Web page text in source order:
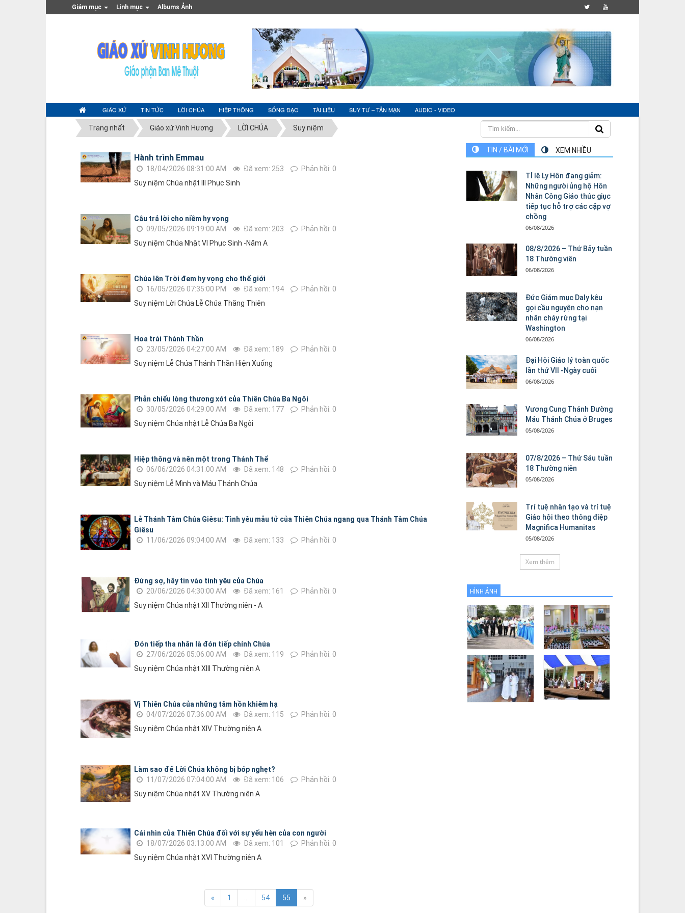
Giám mục Linh mục Albums Ảnh
GIÁO XỨ TIN TỨC LỜI CHÚA HIỆP THÔNG SỐNG ĐẠO TÀI LIỆU SUY TƯ – TẢN MẠN AUDIO - VIDEO
Trang nhất Giáo xứ Vinh Hương LỜI CHÚA Suy niệm
Hành trình Emmau
18/04/2026 08:31:00 AM Đã xem: 253
Phản hồi: 0
Suy niệm Chúa nhật III Phục Sinh
Câu trả lời cho niềm hy vọng
09/05/2026 09:19:00 AM
Đã xem: 203
Phản hồi: 0
Suy niệm Chúa Nhật VI Phục Sinh -Năm A
Chúa lên Trời đem hy vọng cho thế giới
16/05/2026 07:35:00 PM
Đã xem: 194
Phản hồi: 0
Suy niệm Lời Chúa Lễ Chúa Thăng Thiên
Hoa trái Thánh Thần
23/05/2026 04:27:00 AM
Đã xem: 189
Phản hồi: 0
Suy niệm Lễ Chúa Thánh Thần Hiện Xuống
Phản chiếu lòng thương xót của Thiên Chúa Ba Ngôi
30/05/2026 04:29:00 AM
Đã xem: 177
Phản hồi: 0
Suy niệm Chúa nhật Lễ Chúa Ba Ngôi
Hiệp thông và nên một trong Thánh Thể
06/06/2026 04:31:00 AM
Đã xem: 148
Phản hồi: 0
Suy niệm Lễ Mình và Máu Thánh Chúa
Lễ Thánh Tâm Chúa Giêsu: Tình yêu mẫu tử của Thiên Chúa ngang qua Thánh Tâm Chúa
Giêsu
11/06/2026 09:04:00 AM
Đã xem: 133 Phản hồi: 0
Đừng sợ, hãy tin vào tình yêu của Chúa
20/06/2026 04:30:00 AM
Đã xem: 161
Phản hồi: 0
Suy niệm Chúa nhật XII Thường niên - A
Đón tiếp tha nhân là đón tiếp chính Chúa
27/06/2026 05:06:00 AM
Đã xem: 119
Phản hồi: 0
Suy niệm Chúa nhật XIII Thường niên A
Vị Thiên Chúa của những tâm hồn khiêm hạ
04/07/2026 07:36:00 AM
Đã xem: 115
Phản hồi: 0
Suy niệm Chúa nhật XIV Thường niên A
Làm sao để Lời Chúa không bị bóp nghẹt?
11/07/2026 07:04:00 AM
Đã xem: 106
Phản hồi: 0
Suy niệm Chúa nhật XV Thường niên A
Cái nhìn của Thiên Chúa đối với sự yếu hèn của con người
18/07/2026 03:13:00 AM
Đã xem: 101
Phản hồi: 0
Suy niệm Chúa nhật XVI Thường niên A
« 1 54 55 »
TIN / BÀI MỚI XEM NHIỀU
Tỉ lệ Ly Hôn đang giảm:
Những người ủng hộ Hôn
Nhân Công Giáo thúc giục
tiếp tục hỗ trợ các cặp vợ
chồng
06/08/2026
08/8/2026 – Thứ Bảy tuần
18 Thường viên
06/08/2026
Đức Giám mục Daly kêu
gọi cầu nguyện cho nạn
nhân cháy rừng tại
Washington
06/08/2026
Đại Hội Giáo lý toàn quốc
lần thứ VII -Ngày cuối
06/08/2026
Vương Cung Thánh Ðường
Máu Thánh Chúa ở Bruges
05/08/2026
07/8/2026 – Thứ Sáu tuần
18 Thường niên
05/08/2026
Trí tuệ nhân tạo và trí tuệ
Giáo hội theo thông điệp
Magnifica Humanitas
05/08/2026
Xem thêm
HÌNH ẢNH